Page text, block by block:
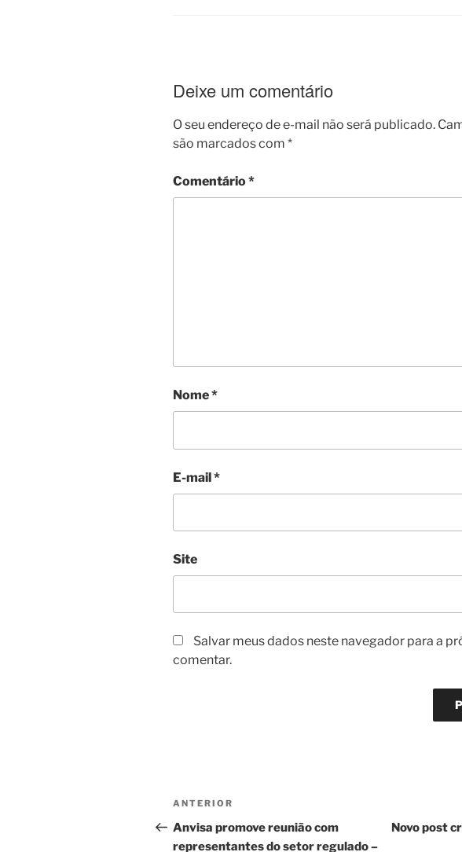
Deixe um comentário
O seu endereço de e-mail não será publicado.
são marcados com *
Comentário*
Nome*
E-mail*
Site
Salvar meus dados neste navegador para a
comentar.
Navegação
de
Post
anterior
ANTERIOR
Anvisa promove reunião com
representantes do setor regulado –
Novo post